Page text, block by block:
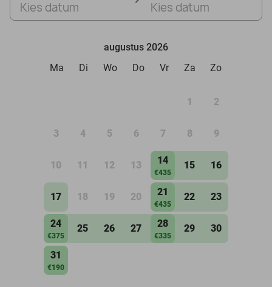
Kies datum Kies datum
augustus 2026
Ma
Di Wo Do Vr Za Zo
1 2
3 4 5 6 7 8 9
10 11 12 13 14
€435
15 16
17 18 19 20 21
€435
22 23
24
€375
25 26 27 28
€335
29 30
31
€190